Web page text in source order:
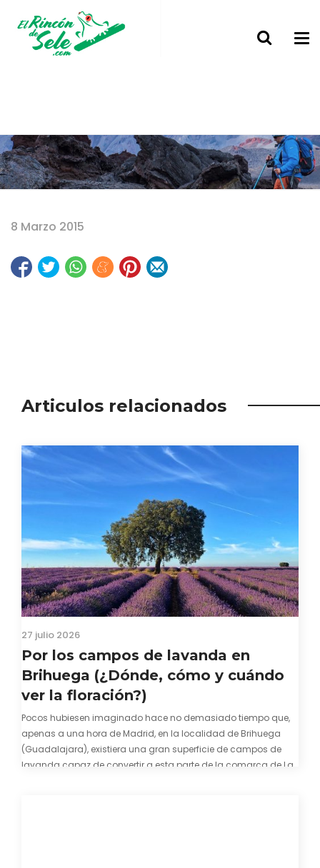
8 Marzo 2015
Articulos relacionados
27 julio 2026
Por los campos de lavanda en
Brihuega (¿Dónde, cómo y cuándo
ver la floración?)
Pocos hubiesen imaginado hace no demasiado tiempo que,
apenas a una hora de Madrid, en la localidad de Brihuega
(Guadalajara), existiera una gran superficie de campos de
lavanda capaz de convertir a esta parte de la comarca de La